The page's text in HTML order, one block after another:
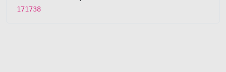
171738